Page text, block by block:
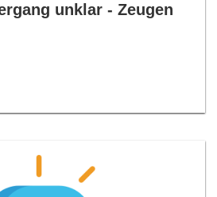
unklar - Zeugen